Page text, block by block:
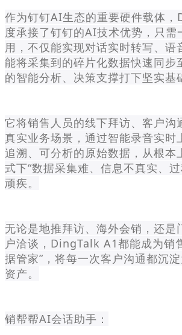
作为钉钉AI生态的重要硬件载体
度承接了钉钉的AI技术优势，只需
用，不仅能实现对话实时转写、语
能将采集到的碎片化数据快速同步
的智能分析、决策支撑打下坚实基
它将销售人员的线下拜访、客户沟
真实业务场景，通过智能录音实时
追溯、可分析的原始数据，从根本
式下“数据采集难、信息不真实、
顽疾。
无论是地推拜访、海外会销，还是
户洽谈，DingTalk A1都能成为销
据管家”，将每一次客户沟通都沉
资产。
销帮帮AI会话助手：